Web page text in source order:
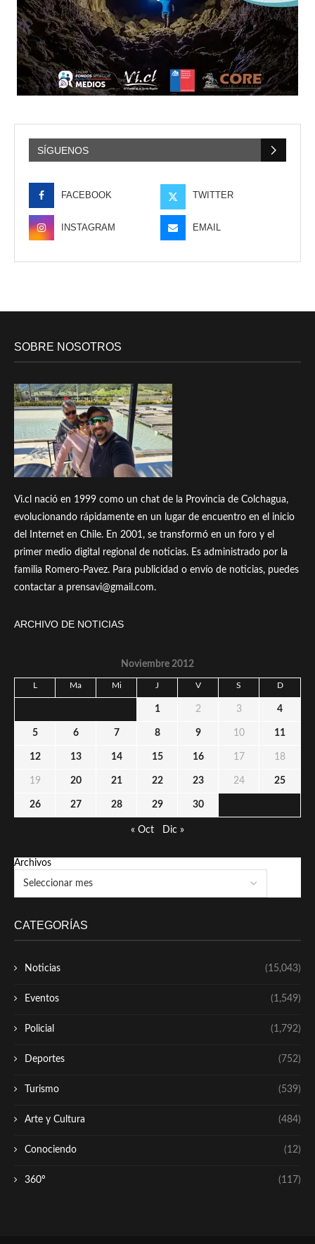
SÍGUENOS
FACEBOOK TWITTER
INSTAGRAM EMAIL
SOBRE NOSOTROS
Vi.cl nació en 1999 como un chat de la Provincia de Colchagua,
evolucionando rápidamente en un lugar de encuentro en el inicio
del Internet en Chile. En 2001, se transformó en un foro y el
primer medio digital regional de noticias. Es administrado por la
familia Romero-Pavez. Para publicidad o envío de noticias, puedes
contactar a prensavi@gmail.com.
ARCHIVO DE NOTICIAS
Noviembre 2012
L Ma Mi J V S D
1 2 3 4
5 6 7 8 9 10 11
12 13 14 15 16 17 18
19 20 21 22 23 24 25
26 27 28 29 30
« Oct Dic »
Archivos
CATEGORÍAS
Noticias (15,043)
Eventos (1,549)
Policial (1,792)
Deportes (752)
Turismo (539)
Arte y Cultura (484)
Conociendo (12)
360º (117)